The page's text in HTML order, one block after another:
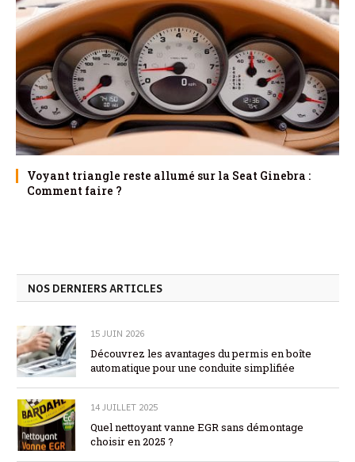
Voyant triangle reste allumé sur la Seat Ginebra :
Comment faire ?
NOS DERNIERS ARTICLES
15 JUIN 2026
Découvrez les avantages du permis en boîte
automatique pour une conduite simplifiée
14 JUILLET 2025
Quel nettoyant vanne EGR sans démontage
choisir en 2025 ?